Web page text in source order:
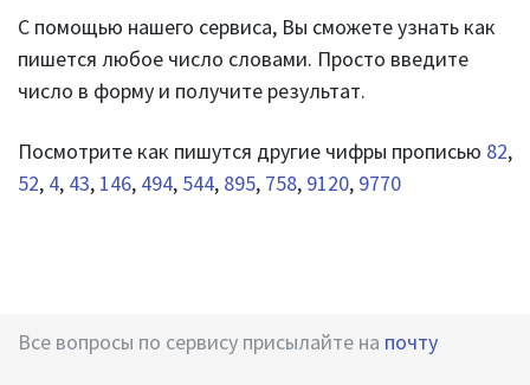
С помощью нашего сервиса, Вы сможете узнать как
пишется любое число словами. Просто введите
число в форму и получите результат.
Посмотрите как пишутся другие чифры прописью 82,
52, 4, 43, 146, 494, 544, 895, 758, 9120, 9770
Все вопросы по сервису присылайте на почту